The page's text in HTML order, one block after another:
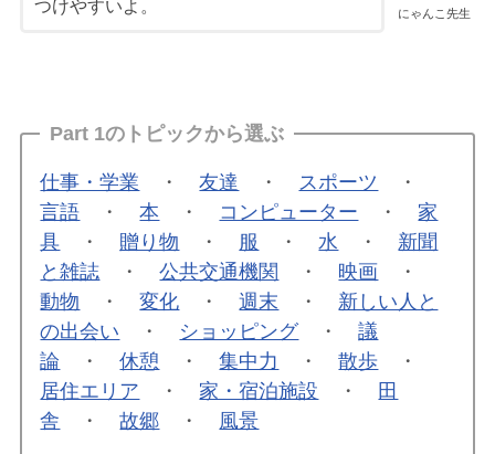
にゃんこ先生
つけやすいよ。
Part 1のトピックから選ぶ
仕事・学業 ・友達 ・ スポーツ
・
言語 ・本 ・ コンピューター ・ 家
具 ・ 贈り物 ・ 服 ・水 ・ 新聞
と雑誌 ・公共交通機関 ・ 映画 ・
動物 ・変化 ・週末 ・ 新しい人と
の出会い ・ ショッピング・議
論 ・休憩 ・集中力 ・散歩 ・
居住エリア ・ 家・宿泊施設 ・
田
舎 ・故郷 ・ 風景